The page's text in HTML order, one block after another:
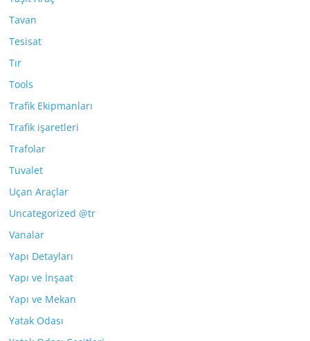
Tavan
Tesisat
Tır
Tools
Trafik Ekipmanları
Trafik işaretleri
Trafolar
Tuvalet
Uçan Araçlar
Uncategorized @tr
Vanalar
Yapı Detayları
Yapı ve İnşaat
Yapı ve Mekan
Yatak Odası